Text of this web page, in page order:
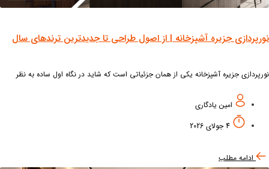
جزیره آشپزخانه | از اصول طراحی تا جدیدترین ترندهای سال
جزیره آشپزخانه یکی از همان جزئیاتی است که شاید در نگاه اول ساده به نظر
امین یادگاری
4 جولای 2026
ادامه مطلب